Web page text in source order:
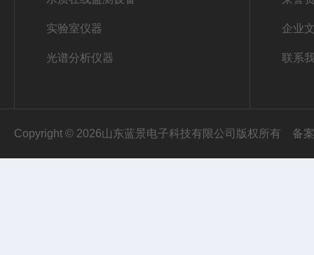
实验室仪器
光谱分析仪器
企业
联系
Copyright © 2026山东蓝景电子科技有限公司版权所有 备